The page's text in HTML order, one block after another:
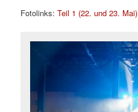
Fotolinks:Teil 1 (22. und 23. Mai)